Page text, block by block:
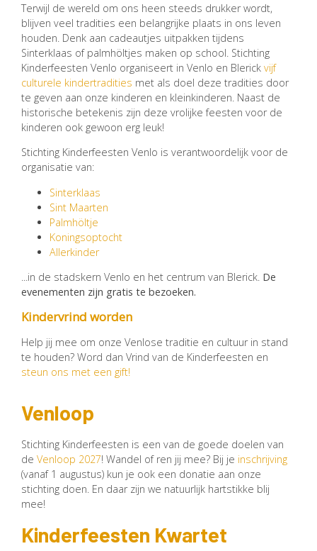
Terwijl de wereld om ons heen steeds drukker wordt,
blijven veel tradities een belangrijke plaats in ons leven
houden. Denk aan cadeautjes uitpakken tijdens
Sinterklaas of palmhöltjes maken op school. Stichting
Kinderfeesten Venlo organiseert in Venlo en Blerick vijf
culturele kindertradities met als doel deze tradities door
te geven aan onze kinderen en kleinkinderen. Naast de
historische betekenis zijn deze vrolijke feesten voor de
kinderen ook gewoon erg leuk!
Stichting Kinderfeesten Venlo is verantwoordelijk voor de
organisatie van:
Sinterklaas
Sint Maarten
Palmhöltje
Koningsoptocht
Allerkinder
...in de stadskern Venlo en het centrum van Blerick. De
evenementen zijn gratis te bezoeken.
Kindervrind worden
Help jij mee om onze Venlose traditie en cultuur in stand
te houden? Word dan Vrind van de Kinderfeesten en
steun ons met een gift!
Venloop
Stichting Kinderfeesten is een van de goede doelen van
de Venloop 2027! Wandel of ren jij mee? Bij je inschrijving
(vanaf 1 augustus) kun je ook een donatie aan onze
stichting doen. En daar zijn we natuurlijk hartstikke blij
mee!
Kinderfeesten Kwartet